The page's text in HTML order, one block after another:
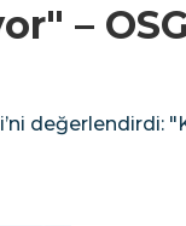
–
değerlendirdi: